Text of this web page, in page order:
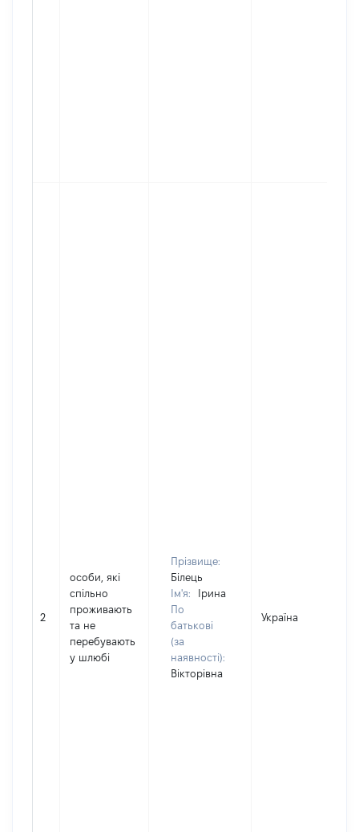
2
особи, які
спільно
проживають
та не
перебувають
у шлюбі
Прізвище:
Білець
Ім'я:
Ірина
По
батькові
(за
наявності):
Вікторівна
Україна